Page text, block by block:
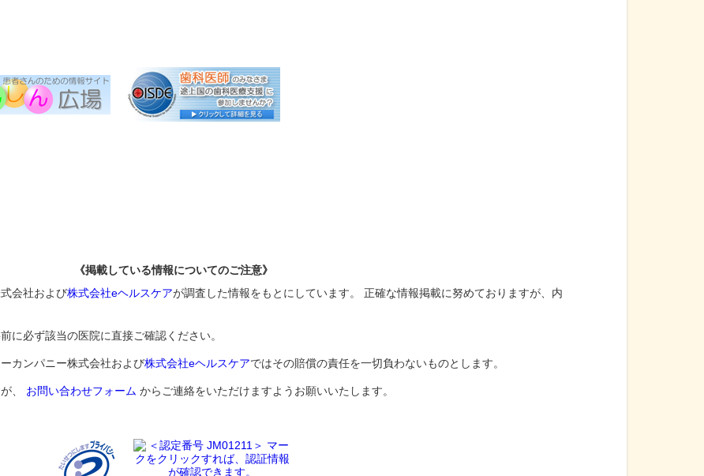
《掲載している情報についてのご注意》
会社および株式会社eヘルスケアが調査した情報をもとにしています。 正確な情報掲載に努めておりますが、内
に必ず該当の医院に直接ご確認ください。
カンパニー株式会社および株式会社eヘルスケアではその賠償の責任を一切負わないものとします。
、 お問い合わせフォーム からご連絡をいただけますようお願いいたします。